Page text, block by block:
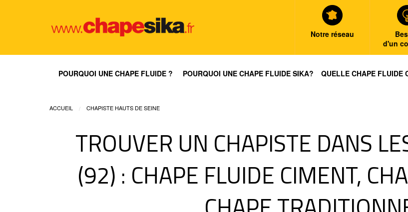
Notre réseau
d'un
POURQUOI UNE CHAPE FLUIDE ? POURQUOI UNE CHAPE FLUIDE SIKA? QUELLE CHAPE FLUIDE
ACCUEIL CHAPISTE HAUTS DE SEINE
TROUVER UN CHAPISTE DANS
(92) : CHAPE FLUIDE CIMENT,